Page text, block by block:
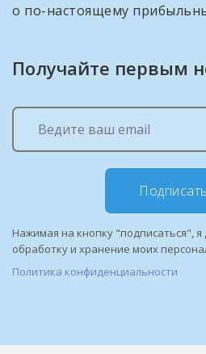
о по-настоящему
Получайте первым
Нажимая на кнопку "подписаться", я
обработку и хранение моих
Политика конфиденциальности